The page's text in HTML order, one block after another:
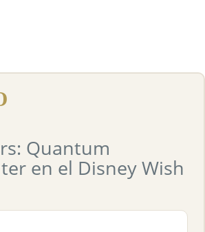
Quantum
en el Disney Wish